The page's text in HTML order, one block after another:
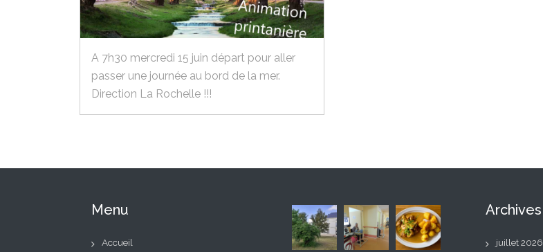
A 7h30 mercredi 15 juin départ pour aller
passer une journée au bord de la mer.
Direction La Rochelle !!!
Menu
Accueil
Archives
juillet 2026